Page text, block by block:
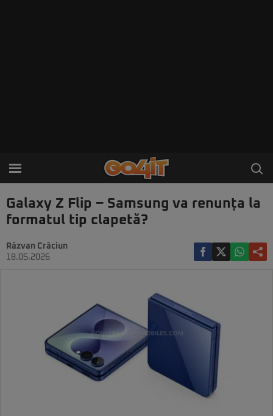
Galaxy Z Flip – Samsung va renunța la
formatul tip clapetă?
Răzvan Crăciun
18.05.2026